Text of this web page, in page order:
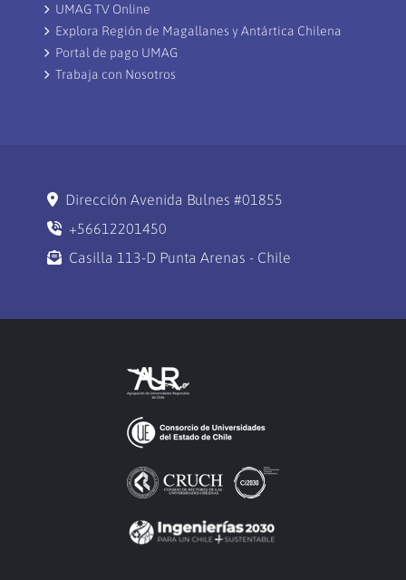
UMAG TV Online
Explora Región de Magallanes y Antártica Chilena
Portal de pago UMAG
Trabaja con Nosotros
Dirección Avenida Bulnes #01855
+56612201450
Casilla 113-D Punta Arenas - Chile